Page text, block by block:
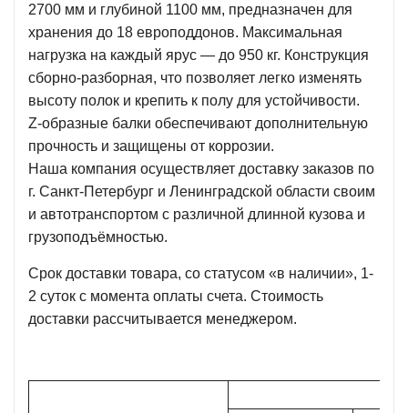
2700 мм и глубиной 1100 мм, предназначен для
хранения до 18 европоддонов. Максимальная
нагрузка на каждый ярус — до 950 кг. Конструкция
сборно-разборная, что позволяет легко изменять
высоту полок и крепить к полу для устойчивости.
Z-образные балки обеспечивают дополнительную
прочность и защищены от коррозии.
Наша компания осуществляет доставку заказов по
г. Санкт-Петербург и Ленинградской области своим
и автотранспортом с различной длинной кузова и
грузоподъёмностью.
Срок доставки товара, со статусом «в наличии», 1-
2 суток с момента оплаты счета. Стоимость
доставки рассчитывается менеджером.